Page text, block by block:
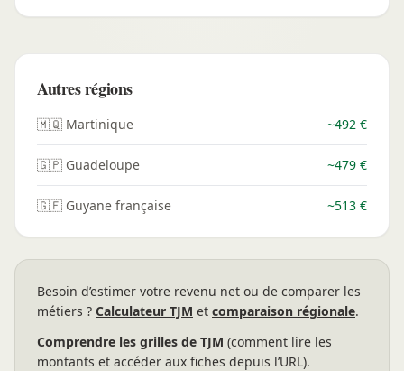
Autres régions
🇲🇶 Martinique ~492 €
🇬🇵 Guadeloupe ~479 €
🇬🇫 Guyane française ~513 €
Besoin d’estimer votre revenu net ou de comparer les
métiers ? Calculateur TJM et comparaison régionale.
Comprendre les grilles de TJM (comment lire les
montants et accéder aux fiches depuis l’URL).